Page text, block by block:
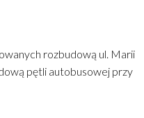
rozbudową ul. Marii
pętli autobusowej przy